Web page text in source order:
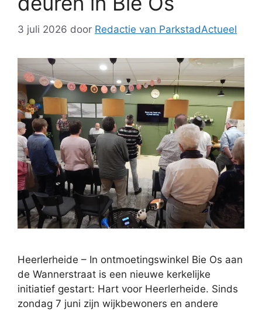
3 juli 2026 door Redactie van ParkstadActueel
Heerlerheide – In ontmoetingswinkel Bie Os aan
de Wannerstraat is een nieuwe kerkelijke
initiatief gestart: Hart voor Heerlerheide. Sinds
zondag 7 juni zijn wijkbewoners en andere